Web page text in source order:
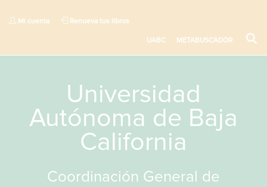
Mi cuenta Renueva tus libros
UABC METABUSCADOR
Universidad
Autónoma de Baja
California
Coordinación General de